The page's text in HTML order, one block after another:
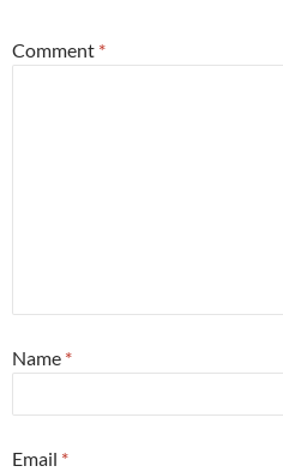
Comment *
Name *
Email *